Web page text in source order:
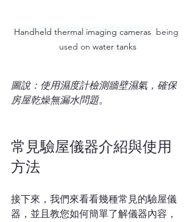
Handheld thermal imaging cameras being
used on water tanks
圖說：使用濕度計檢測牆壁濕氣，確保
房屋乾燥無漏水問題。
常見驗屋儀器介紹與使用
方法
接下來，我們來看看幾種常見的驗屋儀
器，並且教您如何簡單了解儀器內容，